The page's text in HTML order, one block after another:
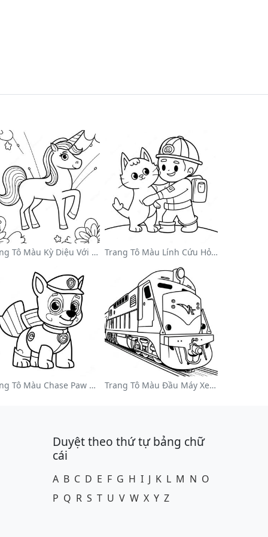
Trang Tô Màu Kỳ Diệu Với Kỳ Lân Trong Cầu Vồng Trang Tô Màu Lính Cứu Hỏa Dũng Cảm Cứu Mèo
Trang Tô Màu Chase Paw Patrol Trang Tô Màu Đầu Máy Xe Lửa Nhiều Màu
Duyệt theo thứ tự bảng chữ
cái
A B C D E F G H I J K L M N O
P Q R S T U V W X Y Z